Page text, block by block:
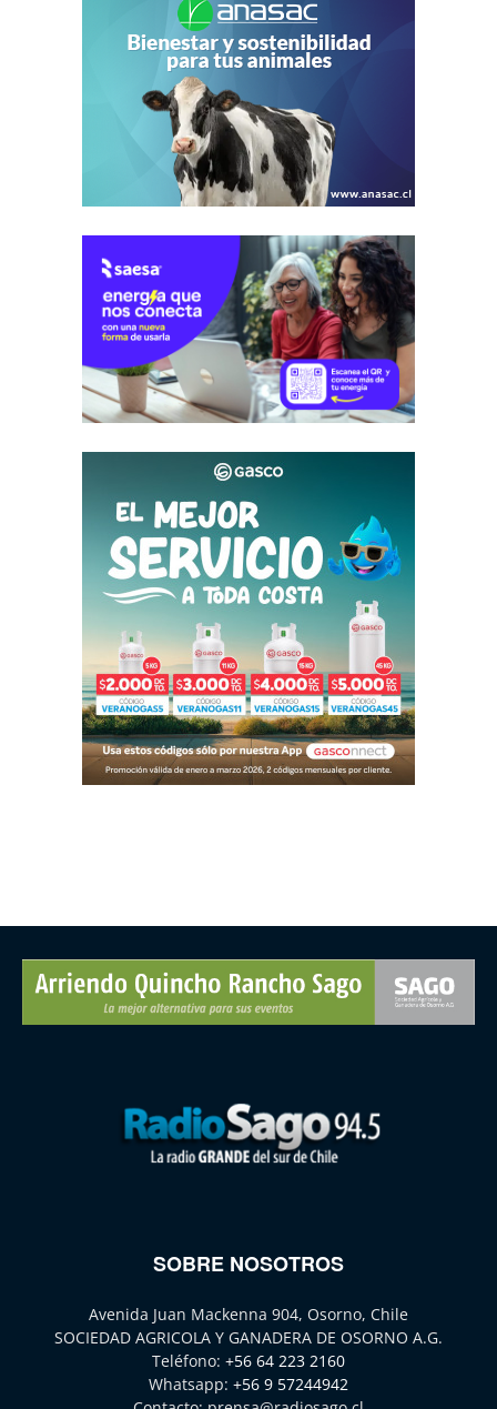
SOBRE NOSOTROS
Avenida Juan Mackenna 904, Osorno, Chile
SOCIEDAD AGRICOLA Y GANADERA DE OSORNO A.G.
Teléfono: +56 64 223 2160
Whatsapp: +56 9 57244942